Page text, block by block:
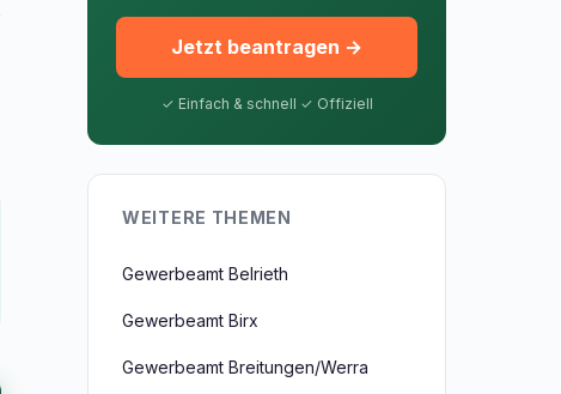
Jetzt beantragen →
✓ Einfach & schnell ✓ Offiziell
WEITERE THEMEN
Gewerbeamt Belrieth
Gewerbeamt Birx
Gewerbeamt Breitungen/Werra